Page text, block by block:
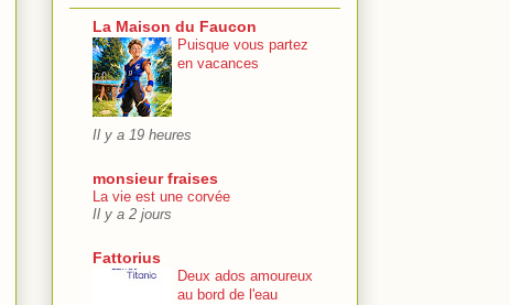
La Maison du Faucon
Puisque vous partez
en vacances
Il y a 19 heures
monsieur fraises
La vie est une corvée
Il y a 2 jours
Fattorius
Deux ados amoureux
au bord de l'eau